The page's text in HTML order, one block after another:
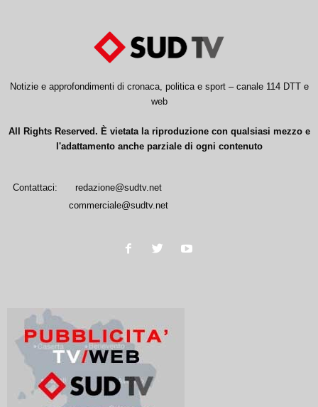
Notizie e approfondimenti di cronaca, politica e sport – canale 114 DTT e
web
All Rights Reserved. È vietata la riproduzione con qualsiasi mezzo e
l'adattamento anche parziale di ogni contenuto
Contattaci:
redazione@sudtv.net
commerciale@sudtv.net